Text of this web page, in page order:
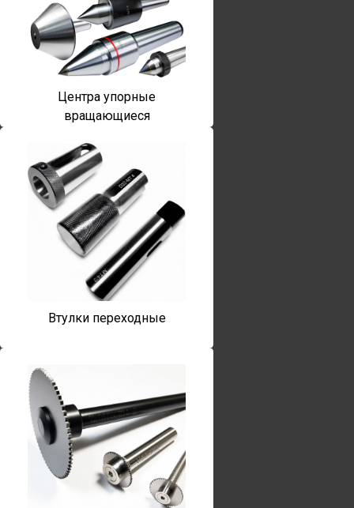
Центра упорные
вращающиеся
Втулки переходные